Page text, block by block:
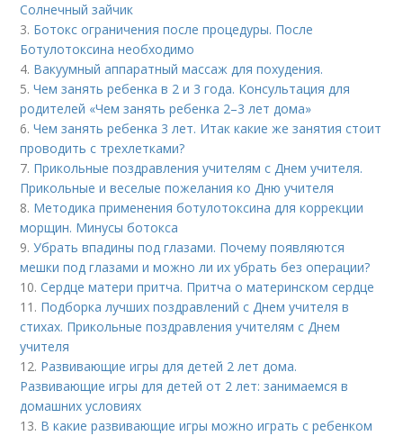
Солнечный зайчик
3. Ботокс ограничения после процедуры. После
Ботулотоксина необходимо
4. Вакуумный аппаратный массаж для похудения.
5.Чем занять ребенка в 2 и 3 года. Консультация для
родителей «Чем занять ребенка 2–3 лет дома»
6.Чем занять ребенка 3 лет. Итак какие же занятия стоит
проводить с трехлетками?
7. Прикольные поздравления учителям с Днем учителя.
Прикольные и веселые пожелания ко Дню учителя
8. Методика применения ботулотоксина для коррекции
морщин. Минусы ботокса
9.Убрать впадины под глазами. Почему появляются
мешки под глазами и можно ли их убрать без операции?
10.Сердце матери притча. Притча о материнском сердце
11. Подборка лучших поздравлений с Днем учителя в
стихах. Прикольные поздравления учителям с Днем
учителя
12. Развивающие игры для детей 2 лет дома.
Развивающие игры для детей от 2 лет: занимаемся в
домашних условиях
13. В какие развивающие игры можно играть с ребенком